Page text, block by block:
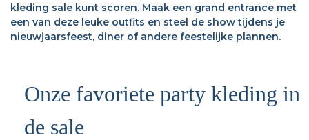
kleding sale kunt scoren. Maak een grand entrance met
een van deze leuke outfits en steel de show tijdens je
nieuwjaarsfeest, diner of andere feestelijke plannen.
Onze favoriete party kleding in
de sale